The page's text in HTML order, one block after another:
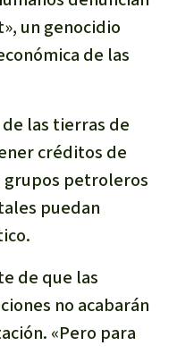
un genocidio
de las
las tierras de
créditos de
grupos petroleros
puedan
de que las
no acabarán
«Pero para